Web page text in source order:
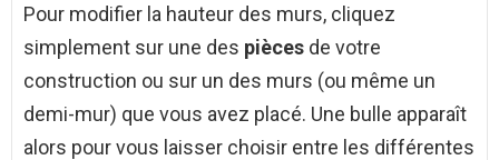
Pour modifier la hauteur des murs, cliquez
simplement sur une des pièces de votre
construction ou sur un des murs (ou même un
demi-mur) que vous avez placé. Une bulle apparaît
alors pour vous laisser choisir entre les différentes